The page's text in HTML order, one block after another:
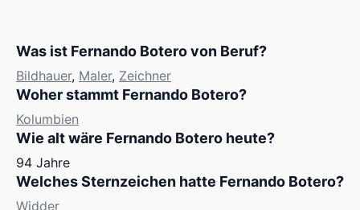
Was ist Fernando Botero von Beruf?
Bildhauer, Maler, Zeichner
Woher stammt Fernando Botero?
Kolumbien
Wie alt wäre Fernando Botero heute?
94 Jahre
Welches Sternzeichen hatte Fernando Botero?
Widder